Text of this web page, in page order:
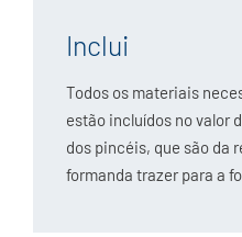
Inclui
Todos os materiais
estão incluídos no valor
dos pincéis, que são da
formanda trazer para a